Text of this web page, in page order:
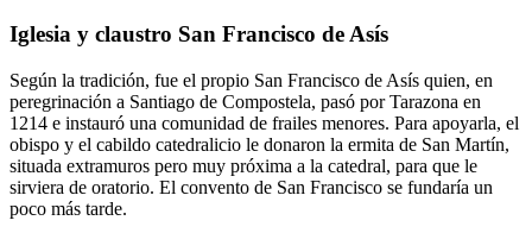
Iglesia y claustro San Francisco de Asís
Según la tradición, fue el propio San Francisco de Asís quien, en
peregrinación a Santiago de Compostela, pasó por Tarazona en
1214 e instauró una comunidad de frailes menores. Para apoyarla, el
obispo y el cabildo catedralicio le donaron la ermita de San Martín,
situada extramuros pero muy próxima a la catedral, para que le
sirviera de oratorio. El convento de San Francisco se fundaría un
poco más tarde.